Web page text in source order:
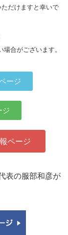
だけますと幸いで
合がございます。
ージ
ジ
ページ
表の服部和彦が